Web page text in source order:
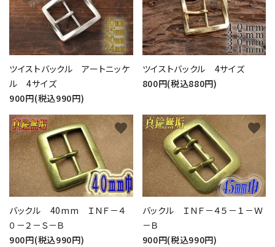
ツイストバックル アートニッケ
ル 4サイズ
900円(税込990円)
ツイストバックル 4サイズ
800円(税込880円)
バックル 40mm ＩＮＦ－４
０－２－Ｓ－Ｂ
900円(税込990円)
favorite
バックル ＩＮＦ－４５－１－Ｗ
－Ｂ
900円(税込990円)
favorite